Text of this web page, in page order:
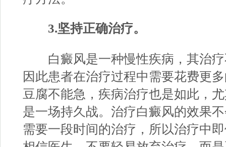
3.坚持正确治疗。
白癜风是一种慢性疾病，其治疗
因此患者在治疗过程中需要花费更
豆腐不能急，疾病治疗也是如此，
是一场持久战。治疗白癜风的效果
需要一段时间的治疗，所以治疗中